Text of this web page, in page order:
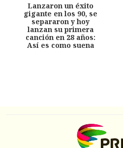
Lanzaron un éxito
gigante en los 90, se
separaron y hoy
lanzan su primera
canción en 28 años:
Así es como suena